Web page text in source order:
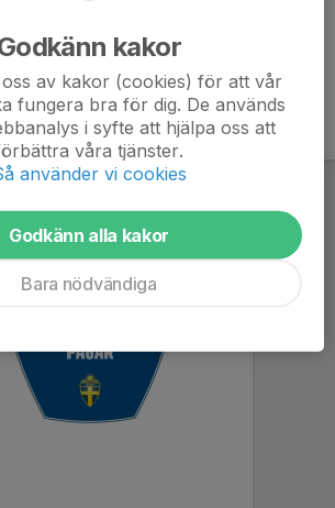
kakor
av kakor (cookies) för att vår
fungera bra för dig. De används
i syfte att hjälpa oss att
våra tjänster.
använder vi cookies
Godkänn alla kakor
Bara nödvändiga